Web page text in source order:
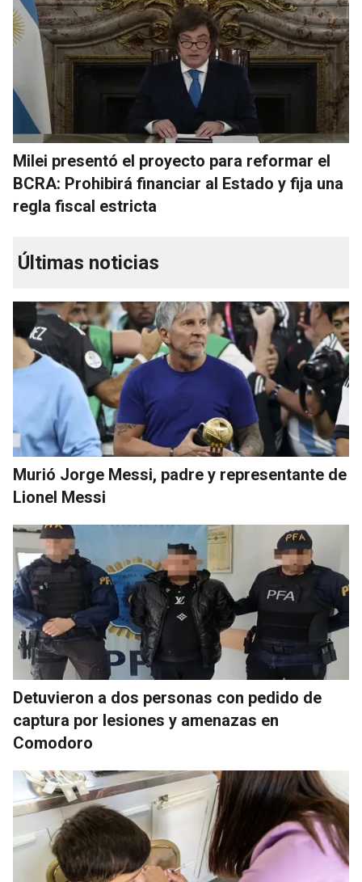
Milei presentó el proyecto para reformar el
BCRA: Prohibirá financiar al Estado y fija una
regla fiscal estricta
Últimas noticias
Murió Jorge Messi, padre y representante de
Lionel Messi
Detuvieron a dos personas con pedido de
captura por lesiones y amenazas en
Comodoro